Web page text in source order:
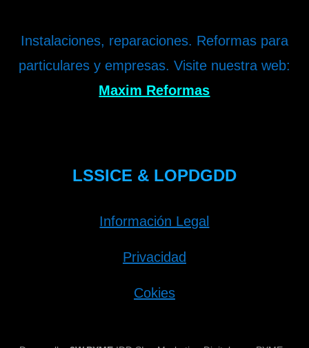
Instalaciones, reparaciones. Reformas para
particulares y empresas. Visite nuestra web:
Maxim Reformas
LSSICE & LOPDGDD
Información Legal
Privacidad
Cokies